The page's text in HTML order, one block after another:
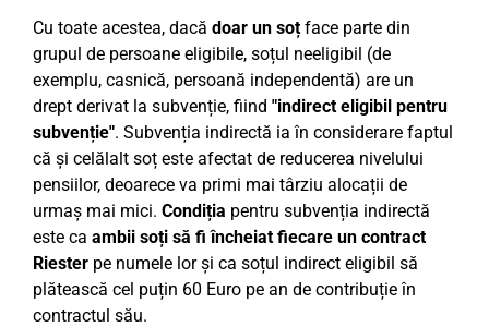
Cu toate acestea, dacă doar un soțface parte din
grupul de persoane eligibile, soțul neeligibil (de
exemplu, casnică, persoană independentă) are un
drept derivat la subvenție, fiind "indirect eligibil pentru
subvenție". Subvenția indirectă ia în considerare faptul
că și celălalt soț este afectat de reducerea nivelului
pensiilor, deoarece va primi mai târziu alocații de
urmaș mai mici. Condiția pentru subvenția indirectă
este ca ambii soți să fi încheiat fiecare un contract
Riester pe numele lor și ca soțul indirect eligibil să
plătească cel puțin 60 Euro pe an de contribuție în
contractul său.